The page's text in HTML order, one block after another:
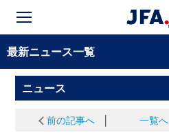
最新ニュース一覧
ニュース
前の記事へ 一覧へ